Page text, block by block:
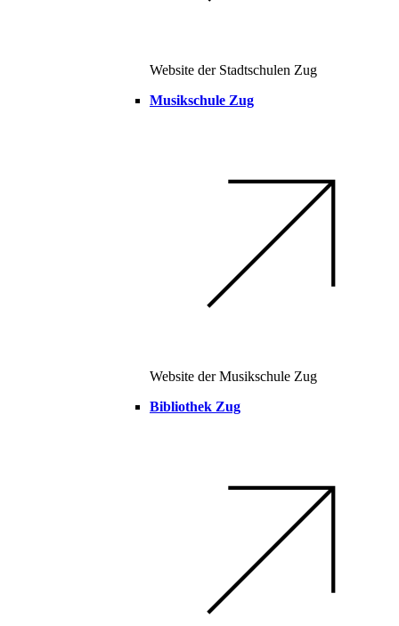
Website der Stadtschulen Zug
Musikschule Zug
Website der Musikschule Zug
Bibliothek Zug